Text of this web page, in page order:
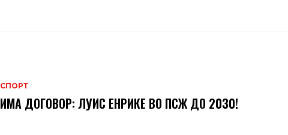
СПОРТ
ИМА ДОГОВОР: ЛУИС ЕНРИКЕ ВО ПСЖ ДО 2030!